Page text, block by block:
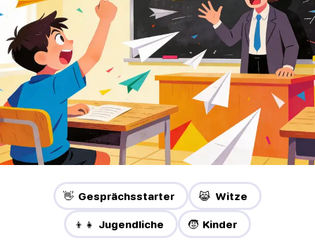
👋 Gesprächsstarter 😹 Witze
👦👧 Jugendliche 🧒 Kinder